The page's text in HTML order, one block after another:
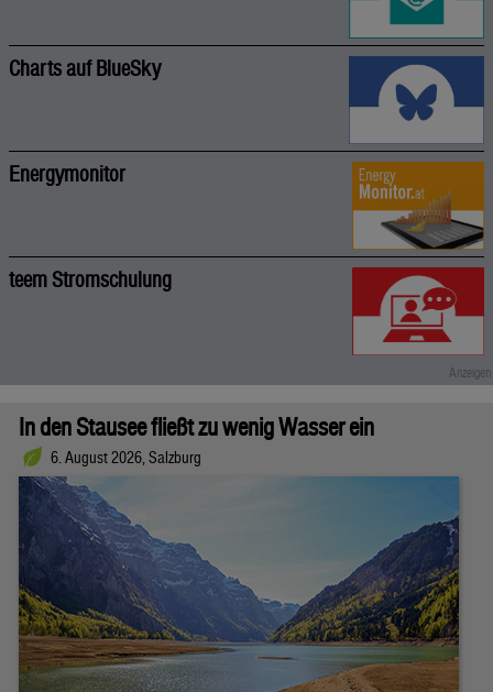
Charts auf BlueSky
Energymonitor
teem Stromschulung
In den Stausee fließt zu wenig Wasser ein
6. August 2026, Salzburg